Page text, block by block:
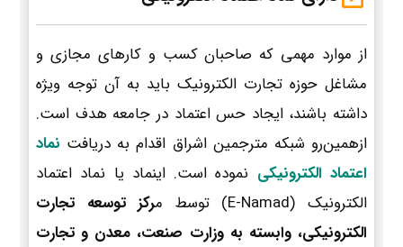
از موارد مهمی که صاحبان کسب و کارهای مجازی و
مشاغل حوزه تجارت الکترونیک باید به آن توجه ویژه
داشته باشند، ایجاد حس اعتماد در جامعه هدف است.
ازهمین‌رو شبکه مترجمین اشراق اقدام به دریافت نماد
اعتماد الکترونیکی نموده است. اینماد یا نماد اعتماد
الکترونیک (E-Namad) توسط م
رکز توسعه تجارت
الکترونیکی، وابسته به وزارت صنعت، معدن و تجارت